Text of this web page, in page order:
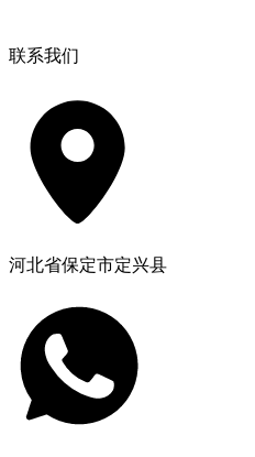
联系我们
河北省保定市定兴县